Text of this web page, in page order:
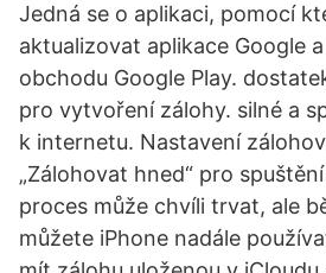
Jedná se o aplikaci, pomocí
aktualizovat aplikace Google
obchodu Google Play.
pro vytvoření zálohy. silné a
k internetu. Nastavení
„Zálohovat hned“ pro
proces může chvíli trvat, ale
můžete iPhone nadále